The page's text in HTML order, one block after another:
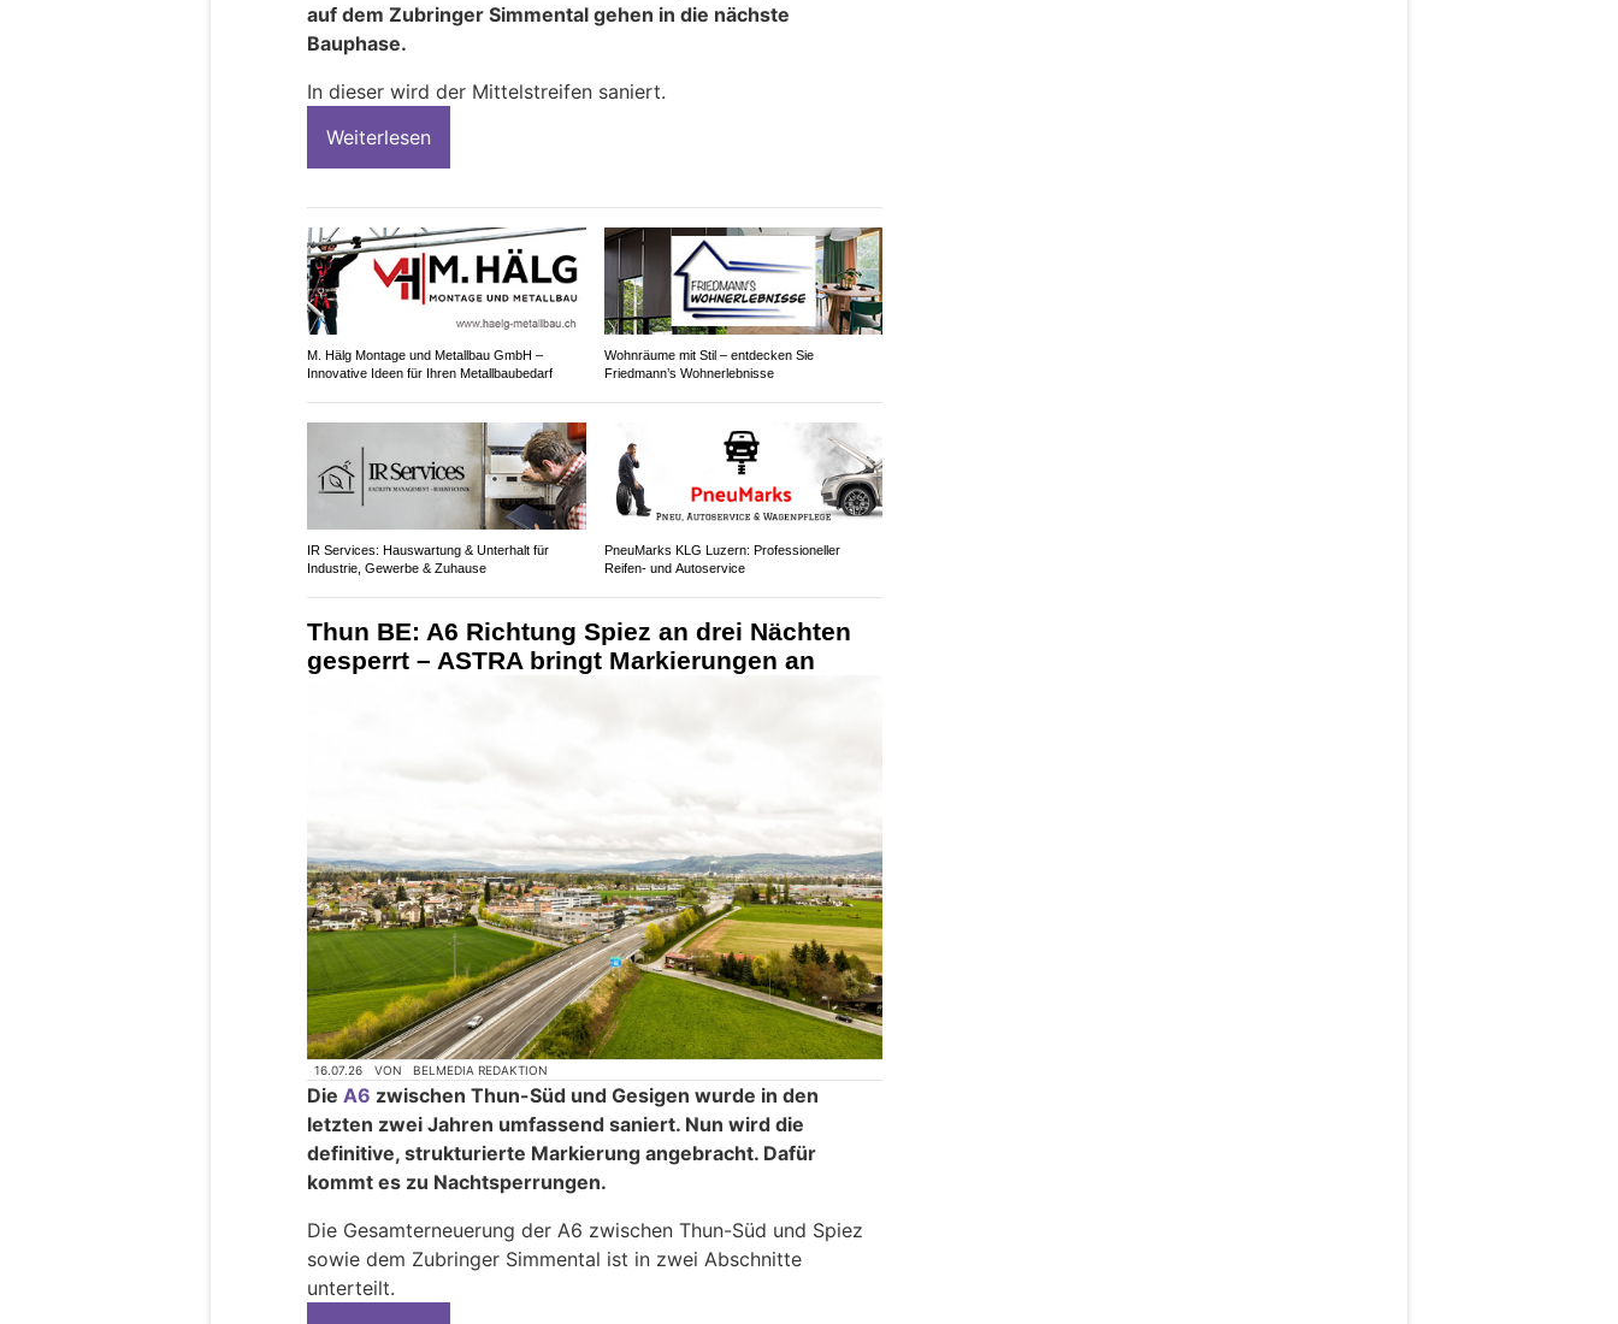
auf dem Zubringer Simmental gehen in die nächste
Bauphase.
In dieser wird der Mittelstreifen saniert.
Weiterlesen
M. Hälg Montage und Metallbau GmbH –
Innovative Ideen für Ihren Metallbaubedarf
Wohnräume mit Stil – entdecken Sie
Friedmann’s Wohnerlebnisse
IR Services: Hauswartung & Unterhalt für
Industrie, Gewerbe & Zuhause
PneuMarks KLG Luzern: Professioneller
Reifen- und Autoservice
Thun BE: A6 Richtung Spiez an drei Nächten
gesperrt – ASTRA bringt Markierungen an
16.07.26 VON BELMEDIA REDAKTION
Die A6 zwischen Thun-Süd und Gesigen wurde in den
letzten zwei Jahren umfassend saniert. Nun wird die
definitive, strukturierte Markierung angebracht. Dafür
kommt es zu Nachtsperrungen.
Die Gesamterneuerung der A6 zwischen Thun-Süd und Spiez
sowie dem Zubringer Simmental ist in zwei Abschnitte
unterteilt.